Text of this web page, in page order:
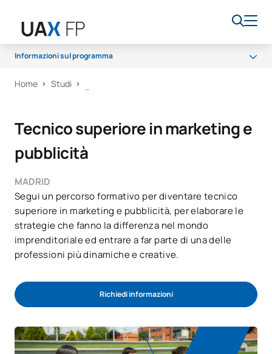
Informazioni sul programma
Programma
Borse di studio e aiuti finanziari
Opportunità di carriera
Home Studi
Tecnico superiore in marketing e
pubblicità
MADRID
Segui un percorso formativo per diventare tecnico
superiore in marketing e pubblicità, per elaborare le
strategie che fanno la differenza nel mondo
imprenditoriale ed entrare a far parte di una delle
professioni più dinamiche e creative.
Richiedi informazioni